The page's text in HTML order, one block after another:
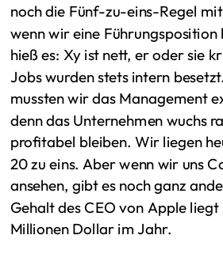
noch die Fünf-zu-eins-Regel
wenn wir eine Führungsposition
hieß es: Xy ist nett, er oder sie
Jobs wurden stets intern
mussten wir das Management
denn das Unternehmen wuchs
profitabel bleiben. Wir liegen
20 zu eins. Aber wenn wir uns
ansehen, gibt es noch ganz
Gehalt des CEO von Apple
Millionen Dollar im Jahr.